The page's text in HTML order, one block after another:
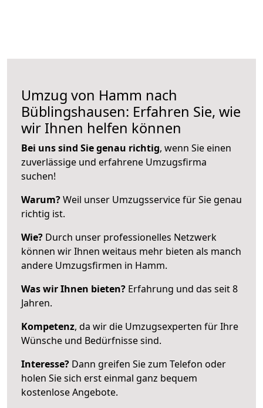
Umzug von Hamm nach
Büblingshausen: Erfahren Sie, wie
wir Ihnen helfen können
Bei uns sind Sie genau richtig, wenn Sie einen
zuverlässige und erfahrene Umzugsfirma
suchen!
Warum?Weil unser Umzugsservice für Sie genau
richtig ist.
Wie? Durch unser professionelles Netzwerk
können wir Ihnen weitaus mehr bieten als manch
andere Umzugsfirmen in Hamm.
Was wir Ihnen bieten? Erfahrung und das seit 8
Jahren.
Kompetenz, da wir die Umzugsexperten für Ihre
Wünsche und Bedürfnisse sind.
Interesse? Dann greifen Sie zum Telefon oder
holen Sie sich erst einmal ganz bequem
kostenlose Angebote.